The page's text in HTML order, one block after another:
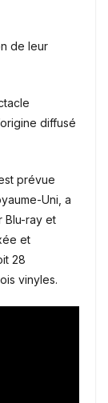
de leur
diffusé
prévue
Uni, a
Blu-ray et
et
28
vinyles.